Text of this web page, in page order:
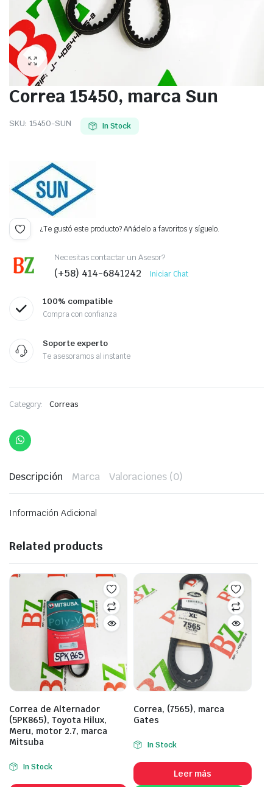
Correa 15450, marca Sun
SKU: 15450-SUN In Stock
¿Te gustó este producto? Añádelo a favoritos y síguelo.
Necesitas contactar un Asesor?
(+58) 414-6841242 Iniciar Chat
100% compatible
Compra con confianza
Soporte experto
Te asesoramos al instante
Category: Correas
Descripción Marca Valoraciones (0)
Información Adicional
Related products
Correa de Alternador
(5PK865), Toyota Hilux,
Meru, motor 2.7, marca
Mitsuba
In Stock
Correa, (7565), marca
Gates
In Stock
Leer más